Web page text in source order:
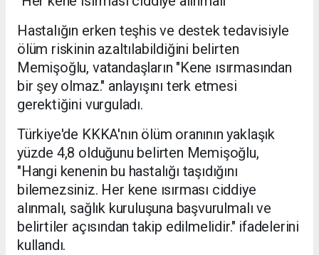
Hastalığın erken teşhis ve destek tedavisiyle
ölüm riskinin azaltılabildiğini belirten
Memişoğlu, vatandaşların "Kene ısırmasından
bir şey olmaz." anlayışını terk etmesi
gerektiğini vurguladı.
Türkiye'de KKKA'nın ölüm oranının yaklaşık
yüzde 4,8 olduğunu belirten Memişoğlu,
"Hangi kenenin bu hastalığı taşıdığını
bilemezsiniz. Her kene ısırması ciddiye
alınmalı, sağlık kuruluşuna başvurulmalı ve
belirtiler açısından takip edilmelidir." ifadelerini
kullandı.